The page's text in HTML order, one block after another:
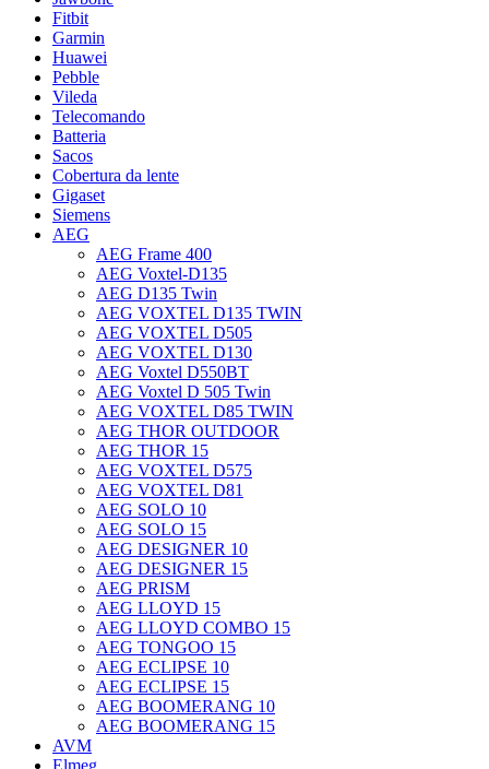
Fitbit
Garmin
Huawei
Pebble
Vileda
Telecomando
Batteria
Sacos
Cobertura da lente
Gigaset
Siemens
AEG
AEG Frame 400
AEG Voxtel-D135
AEG D135 Twin
AEG VOXTEL D135 TWIN
AEG VOXTEL D505
AEG VOXTEL D130
AEG Voxtel D550BT
AEG Voxtel D 505 Twin
AEG VOXTEL D85 TWIN
AEG THOR OUTDOOR
AEG THOR 15
AEG VOXTEL D575
AEG VOXTEL D81
AEG SOLO 10
AEG SOLO 15
AEG DESIGNER 10
AEG DESIGNER 15
AEG PRISM
AEG LLOYD 15
AEG LLOYD COMBO 15
AEG TONGOO 15
AEG ECLIPSE 10
AEG ECLIPSE 15
AEG BOOMERANG 10
AEG BOOMERANG 15
AVM
Elmeg